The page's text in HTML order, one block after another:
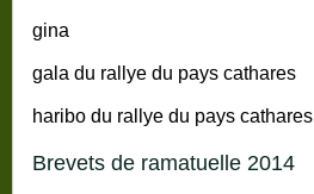
gina
gala du rallye du pays cathares
haribo du rallye du pays cathares
brevets de ramatuelle 2014